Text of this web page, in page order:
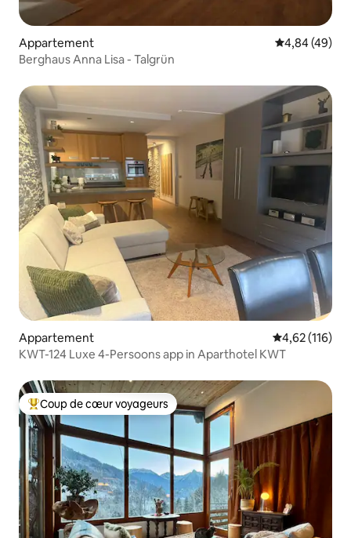
Appartement Évaluation
4,84 (49)
Berghaus Anna Lisa - Talgrün
Appartement Évaluation
4,62 (116)
KWT-124 Luxe 4-Persoons app in Aparthotel KWT
Coups de cœur voyageurs les plus appréciés
Coup de cœur voyageurs